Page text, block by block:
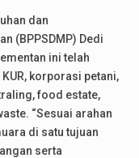
dan
(BPPSDMP) Dedi
ini telah
korporasi petani,
food estate,
“Sesuai arahan
di satu tujuan
serta